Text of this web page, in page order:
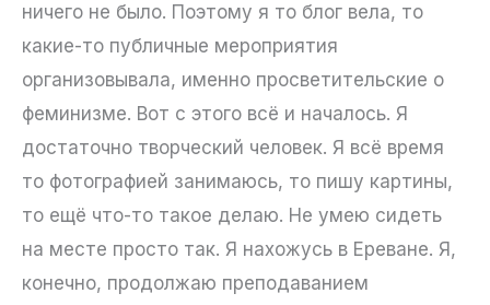
ничего не было. Поэтому я то блог вела, то
какие-то публичные мероприятия
организовывала, именно просветительские о
феминизме. Вот с этого всё и началось. Я
достаточно творческий человек. Я всё время
то фотографией занимаюсь, то пишу картины,
то ещё что-то такое делаю. Не умею сидеть
на месте просто так. Я нахожусь в Ереване. Я,
конечно, продолжаю преподаванием